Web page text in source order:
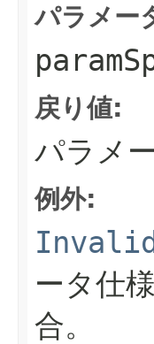
パラメー
戻り値:
パラメ
例外:
ータ仕
合。